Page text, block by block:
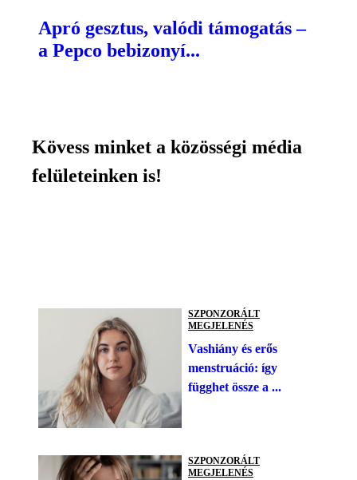
Apró gesztus, valódi támogatás –
a Pepco bebizonyí...
Kövess minket a közösségi média
felületeinken is!
SZPONZORÁLT
MEGJELENÉS
Vashiány és erős
menstruáció: így
függhet össze a ...
SZPONZORÁLT
MEGJELENÉS